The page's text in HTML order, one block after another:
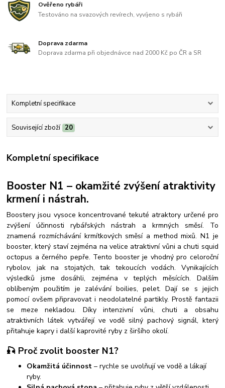
Ověřeno rybáři
Testováno na svazových revírech, vyvíjeno s rybáři
Doprava zdarma
Doprava zdarma při objednávce nad 2000 Kč po ČR a SR
Kompletní specifikace
Související zboží 20
Kompletní specifikace
Booster N1 – okamžité zvýšení atraktivity
krmení i nástrah.
Boostery jsou vysoce koncentrované tekuté atraktory určené pro
zvýšení účinnosti rybářských nástrah a krmných směsí. To
znamená rozmíchávání krmítkových směsí a method mixů. N1 je
booster, který staví zejména na velice atraktivní vůni a chuti squid
octopus a černého pepře. Tento booster je vhodný pro celoroční
rybolov, jak na stojatých, tak tekoucích vodách. Vynikajících
výsledků jsme dosáhli, zejména v teplých měsících. Dalším
oblíbeným použitím je zalévání boilies, pelet. Dají se s jejich
pomocí ovšem připravovat i neodolatelné partikly. Prostě fantazii
se meze nekladou. Díky intenzivní vůni, chuti a obsahu
atraktivních látek vytvářejí ve vodě silný pachový signál, který
přitahuje kapry i další kaprovité ryby z širšího okolí.
🎣 Proč zvolit booster N1?
Okamžitá účinnost – rychle se uvolňují ve vodě a lákají
ryby.